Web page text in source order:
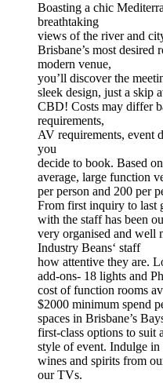
Boasting a chic
breathtaking
views of the river and
Brisbane’s most desired
modern venue,
you’ll discover the
sleek design, just a skip
CBD! Costs may differ
requirements,
AV requirements, event
you
decide to book. Based
average, large function
per person and 200 per
From first inquiry to last
with the staff has been
very organised and well
Industry Beans‘ staff
how attentive they are.
add-ons- 18 lights and
cost of function rooms
$2000 minimum spend
spaces in Brisbane’s
first-class options to suit
style of event. Indulge in
wines and spirits from
our TVs.